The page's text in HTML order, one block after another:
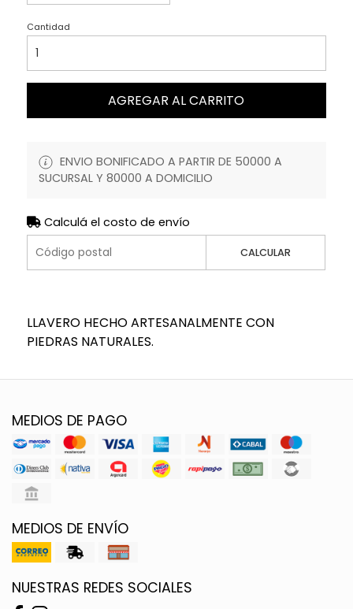
Cantidad
AGREGAR AL CARRITO
ENVIO BONIFICADO A PARTIR DE 50000 A
SUCURSAL Y 80000 A DOMICILIO
Calculá el costo de envío
CALCULAR
LLAVERO HECHO ARTESANALMENTE CON
PIEDRAS NATURALES.
MEDIOS DE PAGO
MEDIOS DE ENVÍO
NUESTRAS REDES SOCIALES